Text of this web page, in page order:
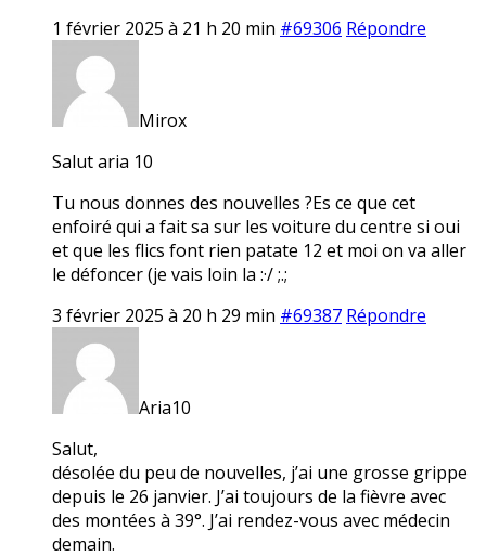
1 février 2025 à 21 h 20 min #69306 Répondre
Mirox
Salut aria 10
Tu nous donnes des nouvelles ?Es ce que cet
enfoiré qui a fait sa sur les voiture du centre si oui
et que les flics font rien patate 12 et moi on va aller
le défoncer (je vais loin la :·/ ;.;
3 février 2025 à 20 h 29 min #69387 Répondre
Aria10
Salut,
désolée du peu de nouvelles, j’ai une grosse grippe
depuis le 26 janvier. J’ai toujours de la fièvre avec
des montées à 39°. J’ai rendez-vous avec médecin
demain.